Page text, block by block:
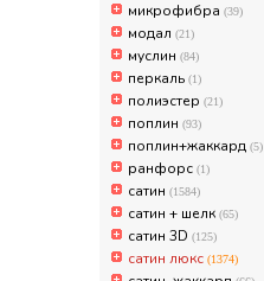
микрофибра (39)
модал (21)
муслин (84)
перкаль (1)
полиэстер (21)
поплин (93)
поплин+жаккард (5)
ранфорс (1)
сатин (1584)
сатин + шелк (65)
сатин 3D (125)
сатин люкс (1374)